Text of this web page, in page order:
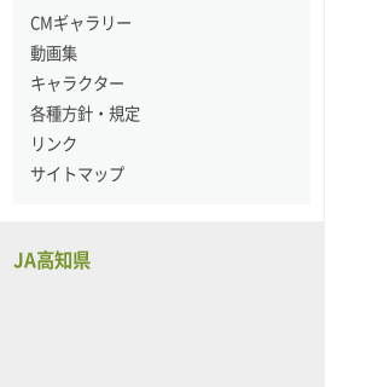
CMギャラリー
動画集
キャラクター
各種方針・規定
リンク
サイトマップ
JA高知県